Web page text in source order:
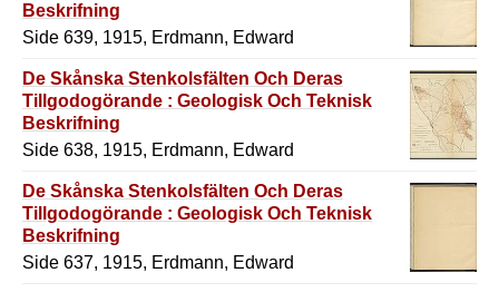
Beskrifning
Side 639, 1915, Erdmann, Edward
De Skånska Stenkolsfälten Och Deras
Tillgodogörande : Geologisk Och Teknisk
Beskrifning
Side 638, 1915, Erdmann, Edward
De Skånska Stenkolsfälten Och Deras
Tillgodogörande : Geologisk Och Teknisk
Beskrifning
Side 637, 1915, Erdmann, Edward